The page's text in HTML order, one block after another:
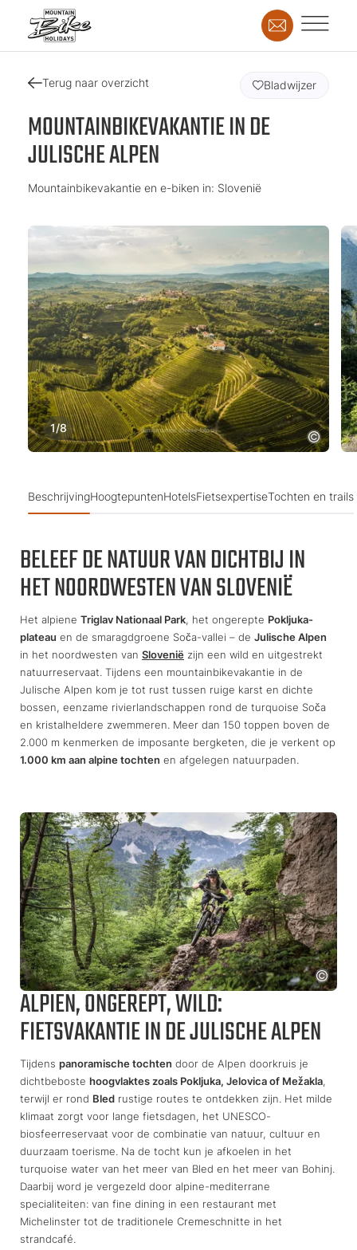
Terug naar overzicht
MOUNTAINBIKEVAKANTIE IN DE
JULISCHE ALPEN
Mountainbikevakantie en e-biken in: Slovenië
Bladwijzer
1/8
BeschrijvingHoogtepuntenHotelsFietsexpertiseTochten en trails
BELEEF DE NATUUR VAN DICHTBIJ IN
HET NOORDWESTEN VAN SLOVENIË
Het alpiene Triglav Nationaal Park, het ongerepte Pokljuka-
plateau en de smaragdgroene Soča-vallei – de Julische Alpen
in het noordwesten van Slovenië zijn een wild en uitgestrekt
natuurreservaat. Tijdens een mountainbikevakantie in de
Julische Alpen kom je tot rust tussen ruige karst en dichte
bossen, eenzame rivierlandschappen rond de turquoise Soča
en kristalheldere zwemmeren. Meer dan 150 toppen boven de
2.000 m kenmerken de imposante bergketen, die je verkent op
1.000 km aan alpine tochten en afgelegen natuurpaden.
ALPIEN, ONGEREPT, WILD:
FIETSVAKANTIE IN DE JULISCHE ALPEN
Tijdens panoramische tochten door de Alpen doorkruis je
dichtbeboste hoogvlaktes zoals Pokljuka, Jelovica of Mežakla,
terwijl er rond Bled rustige routes te ontdekken zijn. Het milde
klimaat zorgt voor lange fietsdagen, het UNESCO-
biosfeerreservaat voor de combinatie van natuur, cultuur en
duurzaam toerisme. Na de tocht kun je afkoelen in het
turquoise water van het meer van Bled en het meer van Bohinj.
Daarbij word je vergezeld door alpine-mediterrane
specialiteiten: van fine dining in een restaurant met
Michelinster tot de traditionele Cremeschnitte in het
strandcafé.